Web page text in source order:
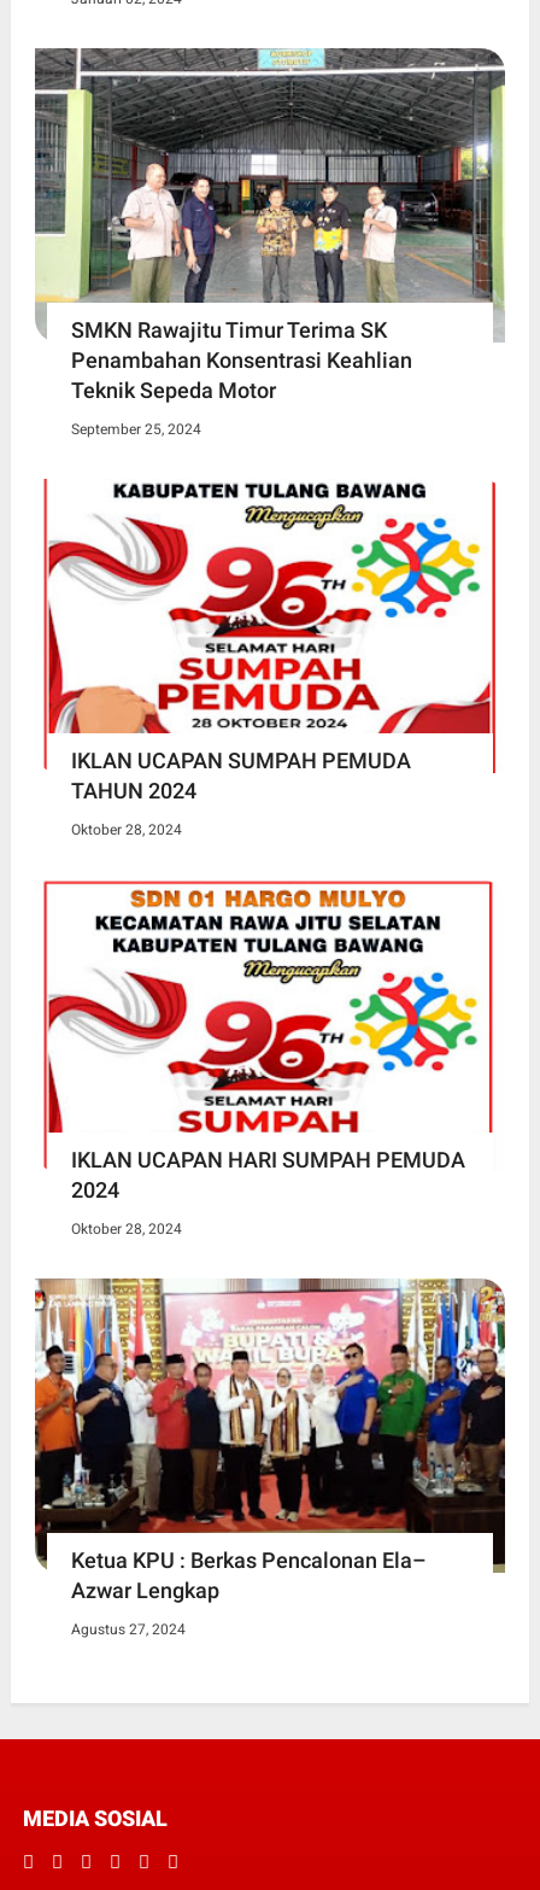
SMKN Rawajitu Timur Terima SK
Penambahan Konsentrasi Keahlian
Teknik Sepeda Motor
September 25, 2024
IKLAN UCAPAN SUMPAH PEMUDA
TAHUN 2024
Oktober 28, 2024
IKLAN UCAPAN HARI SUMPAH PEMUDA
2024
Oktober 28, 2024
Ketua KPU : Berkas Pencalonan Ela–
Azwar Lengkap
Agustus 27, 2024
MEDIA SOSIAL